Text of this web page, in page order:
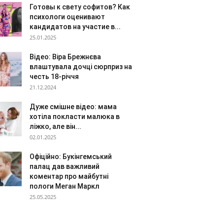
Готовы к свету софитов? Как
психологи оценивают
кандидатов на участие в...
25.01.2025
Відео: Віра Брежнєва
влаштувала дочці сюрприз на
честь 18-річчя
21.12.2024
Дуже смішне відео: мама
хотіла покласти малюка в
ліжко, але він...
02.01.2025
Офіційно: Букінгемський
палац дав важливий
коментар про майбутні
пологи Меган Маркл
25.05.2025